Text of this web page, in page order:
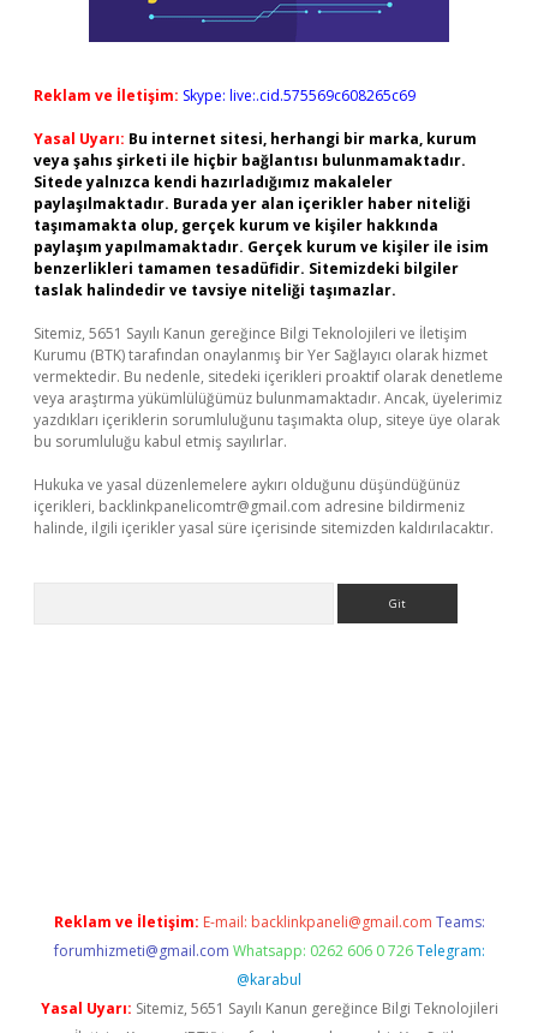
Reklam ve İletişim: Skype: live:.cid.575569c608265c69
Yasal Uyarı: Bu internet sitesi, herhangi bir marka, kurum
veya şahıs şirketi ile hiçbir bağlantısı bulunmamaktadır.
Sitede yalnızca kendi hazırladığımız makaleler
paylaşılmaktadır. Burada yer alan içerikler haber niteliği
taşımamakta olup, gerçek kurum ve kişiler hakkında
paylaşım yapılmamaktadır. Gerçek kurum ve kişiler ile isim
benzerlikleri tamamen tesadüfidir. Sitemizdeki bilgiler
taslak halindedir ve tavsiye niteliği taşımazlar.
Sitemiz, 5651 Sayılı Kanun gereğince Bilgi Teknolojileri ve İletişim
Kurumu (BTK) tarafından onaylanmış bir Yer Sağlayıcı olarak hizmet
vermektedir. Bu nedenle, sitedeki içerikleri proaktif olarak denetleme
veya araştırma yükümlülüğümüz bulunmamaktadır. Ancak, üyelerimiz
yazdıkları içeriklerin sorumluluğunu taşımakta olup, siteye üye olarak
bu sorumluluğu kabul etmiş sayılırlar.
Hukuka ve yasal düzenlemelere aykırı olduğunu düşündüğünüz
içerikleri, backlinkpanelicomtr@gmail.com adresine bildirmeniz
halinde, ilgili içerikler yasal süre içerisinde sitemizden kaldırılacaktır.
Reklam ve İletişim: E-mail: backlinkpaneli@gmail.com Teams:
forumhizmeti@gmail.com Whatsapp: 0262 606 0 726 Telegram:
@karabul
Yasal Uyarı: Sitemiz, 5651 Sayılı Kanun gereğince Bilgi Teknolojileri